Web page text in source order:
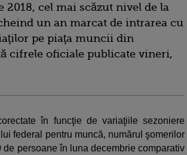
2018, cel mai scăzut nivel de la
un an marcat de intrarea cu
pe piaţa muncii din
cifrele oficiale publicate vineri,
în funcţie de variaţiile sezoniere
federal pentru muncă, numărul şomerilor
de persoane în luna decembrie comparativ